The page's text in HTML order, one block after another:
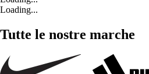
Loading...
Tutte le nostre marche